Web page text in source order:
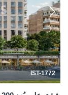
IST-1772